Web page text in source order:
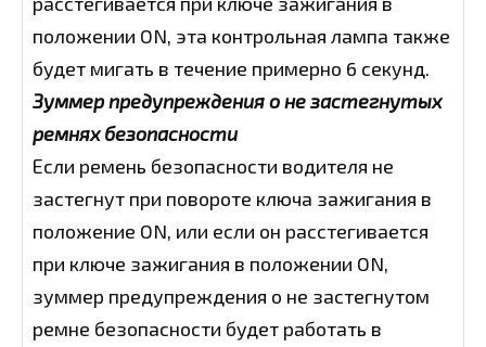
положении ON, эта контрольная лампа также
будет мигать в течение примерно 6 секунд.
Зуммер предупреждения о не застегнутых
ремнях безопасности
Если ремень безопасности водителя не
застегнут при повороте ключа зажигания в
положение ON, или если он расстегивается
при ключе зажигания в положении ON,
зуммер предупреждения о не застегнутом
ремне безопасности будет работать в